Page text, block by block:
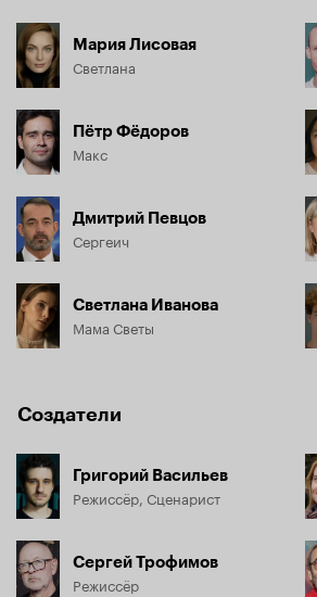
Мария Лисовая
Светлана
Пётр Фёдоров
Макс
Дмитрий Певцов
Сергеич
Светлана Иванова
Мама Светы
Создатели
Григорий Васильев
Режиссёр, Сценарист
Сергей Трофимов
Режиссёр